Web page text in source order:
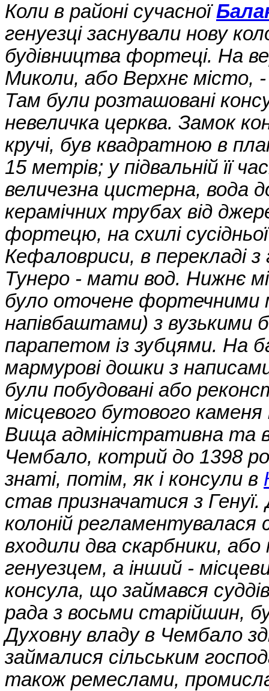
Коли в районі сучасної
генуезці заснували нову
будівництва фортеці. На
Миколи, або Верхнє місто,
Там були розташовані
невеличка церква. Замок
кручі, був квадратною в
15 метрів; у підвальній її
величезна цистерна, вода
керамічних трубах від
фортецю, на схилі
Кефаловриси, в перекладі
Тунеро - мати вод. Нижнє
було оточене
напівбаштами) з вузькими
парапетом із зубцями. На
мармурові дошки з
були побудовані або
місцевого бутового каменя
Вища адміністративна та
Чембало, котрий до 1398
знаті, потім, як і консули в
став призначатися з Генуї.
колоній регламентувалася
входили два скарбники,
генуезцем, а інший -
консула, що займався
рада з восьми старійшин,
Духовну владу в Чембало
займалися сільським
також ремеслами,